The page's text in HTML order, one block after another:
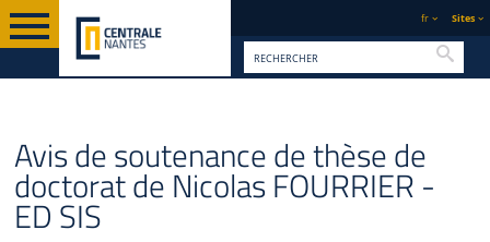
fr Sites
Avis de soutenance de thèse de
doctorat de Nicolas FOURRIER -
ED SIS